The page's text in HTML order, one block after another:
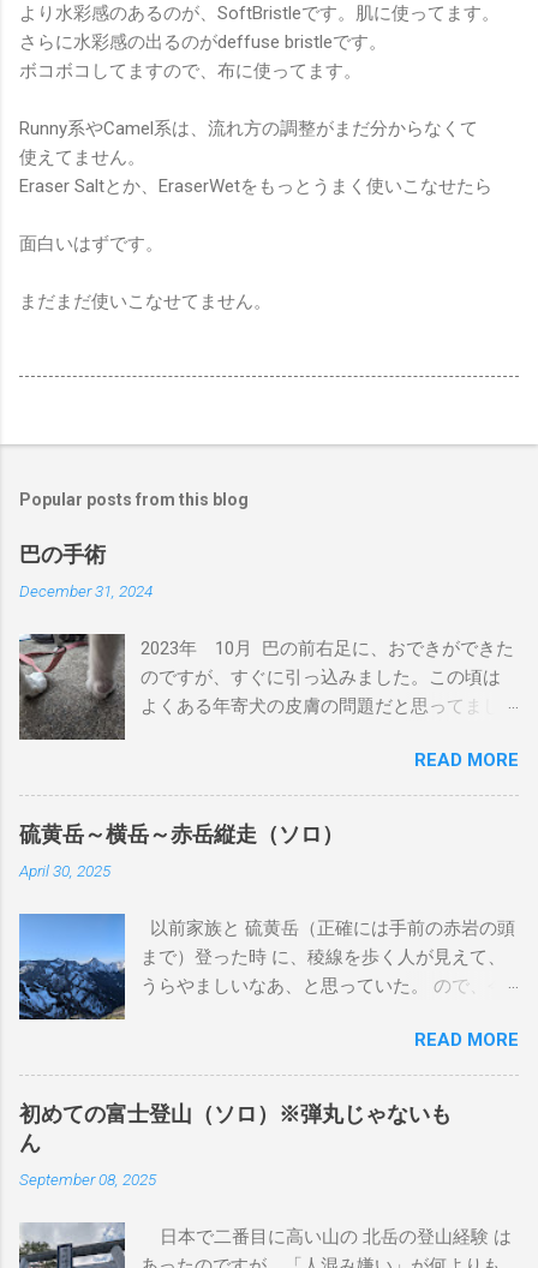
より水彩感のあるのが、SoftBristleです。肌に使ってます。
さらに水彩感の出るのがdeffuse bristleです。
ボコボコしてますので、布に使ってます。
Runny系やCamel系は、流れ方の調整がまだ分からなくて
使えてません。
Eraser Saltとか、EraserWetをもっとうまく使いこなせたら
面白いはずです。
まだまだ使いこなせてません。
Popular posts from this blog
巴の手術
December 31, 2024
2023年 10月 巴の前右足に、おできができた
のですが、すぐに引っ込みました。この頃は
よくある年寄犬の皮膚の問題だと思ってまし
ができました。丁度、狂犬病注射の時期だっ
たため、その頃の獣医に処方を聞きました。
前回と同じように引っ込むと思うが、大きく
なるようだったら相談してということでし
た。 この獣医さんは、来月廃業するとのこと
だったので、紹介状を書いてもらいました。
2024年 7月 おできが大きくなってきているの
ました。そちらでも、良性とも悪性ともわか
らず、巴が15歳（人間で言うと83歳）なの
で、手術に伴う麻酔の体への負担を気にされ
く、よく食べ、うんちも健康そのものでし
た。夏場は流石に暑いので、バテ気味でした
READ MORE
硫黄岳～横岳～赤岳縦走（ソロ）
April 30, 2025
以前家族と 硫黄岳（正確には手前の赤岩の頭
まで）登った時 に、稜線を歩く人が見えて、
うらやましいなあ、と思っていた。 ので、今
キャンする日の前日に、ソロで小屋泊して、
稜線歩きをすることにしました。 1日目 登山
口まで 地元駅早朝に出て、東京駅から佐久平
まで北陸新幹線で行き、JR小海線で小海駅ま
ん。平日の朝だったため、通学の高校生でい
ん違います。何が違うのかと言うと、乗車し
READ MORE
初めての富士登山（ソロ）※弾丸じゃないも
ん
September 08, 2025
日本で二番目に高い山の 北岳の登山経験 は